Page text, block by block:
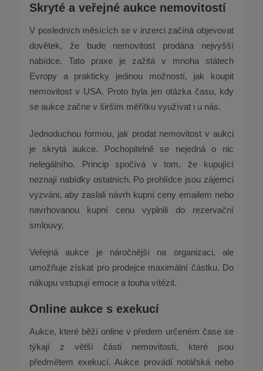
Skryté a veřejné aukce nemovitostí
V posledních měsících se v inzerci začíná objevovat
dovětek, že bude nemovitost prodána nejvyšší
nabídce. Tato praxe je zažitá v mnoha státech
Evropy a prakticky jedinou možností, jak koupit
nemovitost v USA. Proto byla jen otázka času, kdy
se aukce začne v širším měřítku využívat i u nás.
Jednoduchou formou, jak prodat nemovitost v aukci
je skrytá aukce. Pochopitelně se nejedná o nic
nelegálního. Princip spočívá v tom, že kupující
neznají nabídky ostatních. Po prohlídce jsou zájemci
vyzváni, aby zaslali návrh kupní ceny emailem nebo
navrhovanou kupní cenu vyplnili do rezervační
smlouvy.
Veřejná aukce je náročnější na organizaci, ale
umožňuje získat pro prodejce maximální částku. Do
nákupu vstupují emoce a touha vítězit.
Online aukce s exekucí
Aukce, které běží online v předem určeném čase se
týkají z větší části nemovitostí, které jsou
předmětem exekucí. Aukce provádí notářská nebo